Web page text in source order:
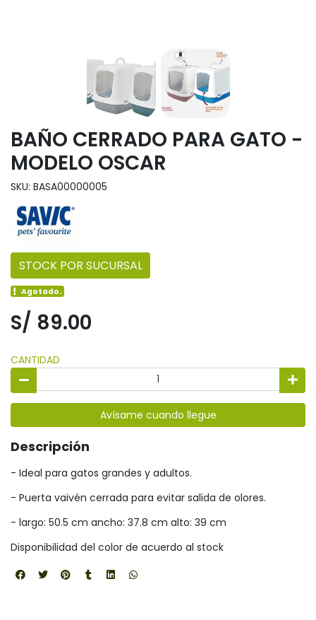
BAÑO CERRADO PARA GATO -
MODELO OSCAR
SKU: BASA00000005
STOCK POR SUCURSAL
Agotado.
S/ 89.00
CANTIDAD
Avísame cuando llegue
Descripción
- Ideal para gatos grandes y adultos.
- Puerta vaivén cerrada para evitar salida de olores.
- largo: 50.5 cm ancho: 37.8 cm alto: 39 cm
Disponibilidad del color de acuerdo al stock